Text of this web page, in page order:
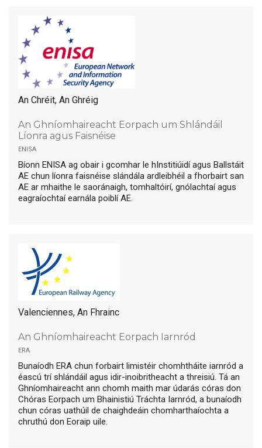
An Chréit, An Ghréig
An Ghníomhaireacht Eorpach um Shlándáil
Líonra agus Faisnéise
enisa
Bíonn ENISA ag obair i gcomhar le hInstitiúidí agus Ballstáit
AE chun líonra faisnéise slándála ardleibhéil a fhorbairt san
AE ar mhaithe le saoránaigh, tomhaltóirí, gnólachtaí agus
eagraíochtaí earnála poiblí AE.
Valenciennes, An Fhrainc
An Ghníomhaireacht Eorpach Iarnród
era
Bunaíodh ERA chun forbairt limistéir chomhtháite iarnród a
éascú trí shlándáil agus idir-inoibritheacht a threisiú. Tá an
Ghníomhaireacht ann chomh maith mar údarás córas don
Chóras Eorpach um Bhainistiú Tráchta Iarnród, a bunaíodh
chun córas uathúil de chaighdeáin chomharthaíochta a
chruthú don Eoraip uile.